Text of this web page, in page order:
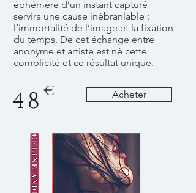
éphémère d’un instant capturé
servira une cause inébranlable :
l’immortalité de l’image et la fixation
du temps. De cet échange entre
anonyme et artiste est né cette
complicité et ce résultat unique.
€
48 Acheter